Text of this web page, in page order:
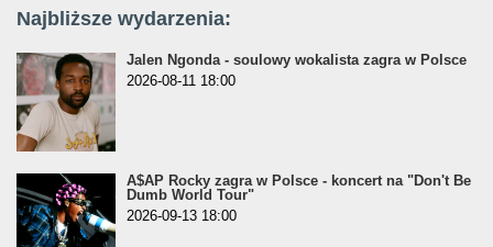
Najbliższe wydarzenia:
Jalen Ngonda - soulowy wokalista zagra w Polsce
2026-08-11 18:00
A$AP Rocky zagra w Polsce - koncert na "Don't Be
Dumb World Tour"
2026-09-13 18:00